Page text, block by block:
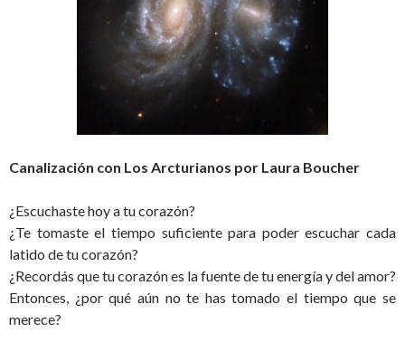
Canalización con Los Arcturianos por Laura Boucher
¿Escuchaste hoy a tu corazón?
¿Te tomaste el tiempo suficiente para poder escuchar cada
latido de tu corazón?
¿Recordás que tu corazón es la fuente de tu energía y del amor?
Entonces, ¿por qué aún no te has tomado el tiempo que se
merece?